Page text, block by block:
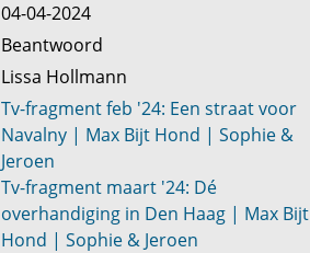
04-04-2024
Beantwoord
Lissa Hollmann
Tv-fragment feb '24: Een straat voor
Navalny | Max Bijt Hond | Sophie &
Jeroen
Tv-fragment maart '24: Dé
overhandiging in Den Haag | Max Bijt
Hond | Sophie & Jeroen